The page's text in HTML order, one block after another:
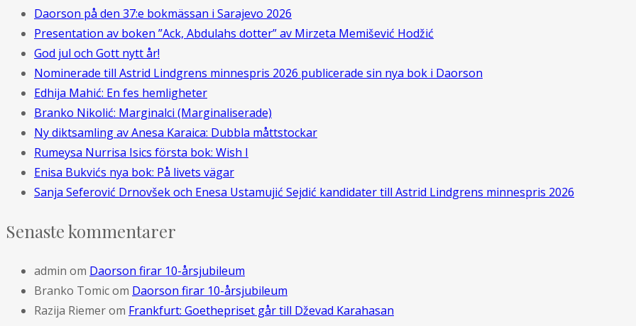
Daorson på den 37:e bokmässan i Sarajevo 2026
Presentation av boken ”Ack, Abdulahs dotter” av Mirzeta Memišević Hodžić
God jul och Gott nytt år!
Nominerade till Astrid Lindgrens minnespris 2026 publicerade sin nya bok i Daorson
Edhija Mahić: En fes hemligheter
Branko Nikolić: Marginalci (Marginaliserade)
Ny diktsamling av Anesa Karaica: Dubbla måttstockar
Rumeysa Nurrisa Isics första bok: Wish I
Enisa Bukvićs nya bok: På livets vägar
Sanja Seferović Drnovšek och Enesa Ustamujić Sejdić kandidater till Astrid Lindgrens minnespris 2026
Senaste kommentarer
admin om Daorson firar 10-årsjubileum
Branko Tomicom Daorson firar 10-årsjubileum
Razija Riemerom Frankfurt: Goethepriset går till Dževad Karahasan